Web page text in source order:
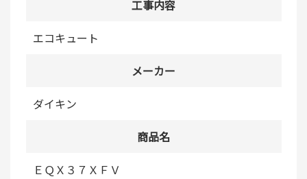
工事内容
エコキュート
メーカー
ダイキン
商品名
ＥＱＸ３７ＸＦＶ